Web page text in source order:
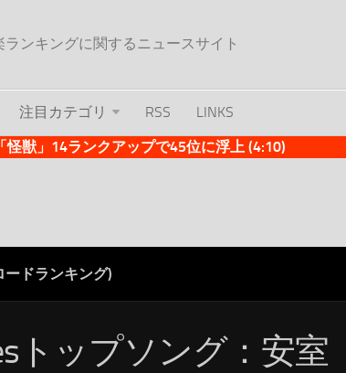
ンキングに関するニュースサイト
注目カテゴリ RSS
LINKS
怪獣」14ランクアップで45位に浮上 (4:10)
ードランキング)
トップソング：安室